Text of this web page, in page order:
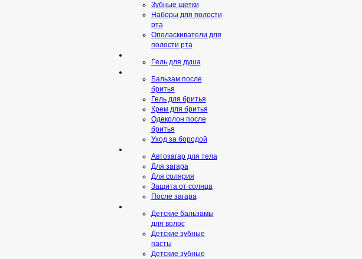
Зубные щетки
Наборы для полости
рта
Ополаскиватели для
полости рта
Гeль для душа
Бальзам после
бритья
Гель для бритья
Крем для бритья
Одеколон после
бритья
Уход за бородой
Автозагар для тела
Для загара
Для солярия
Защита от солнца
После загара
Детские бальзамы
для волос
Детские зубные
пасты
Детские зубные